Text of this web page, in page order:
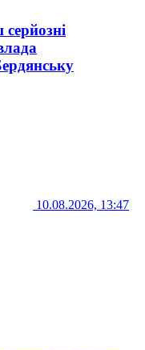
10.08.2026, 13:47